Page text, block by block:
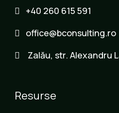
+40 260 615 591
office@bconsulting.ro
Zalău, str. Alexandru
Resurse